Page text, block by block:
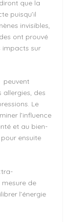
que la
puisqu’il
invisibles,
ont prouvé
impacts sur
peuvent
allergies, des
Le
l’influence
et au bien-
ensuite
mesure de
l’énergie